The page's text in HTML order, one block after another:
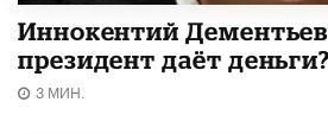
Иннокентий
президент даёт деньги?
3 МИН.